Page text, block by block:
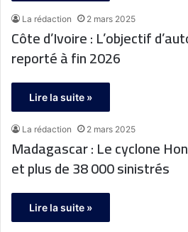
La rédaction 2 mars 2025
Côte d’Ivoire : L’objectif
reporté à fin 2026
Lire la suite »
La rédaction 2 mars 2025
Madagascar : Le cyclone
et plus de 38 000 sinistrés
Lire la suite »